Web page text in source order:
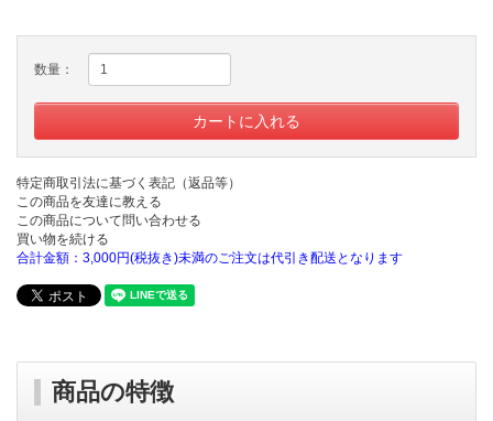
数量：
特定商取引法に基づく表記（返品等）
この商品を友達に教える
この商品について問い合わせる
買い物を続ける
合計金額：3,000円(税抜き)未満のご注文は代引き配送となります
商品の特徴